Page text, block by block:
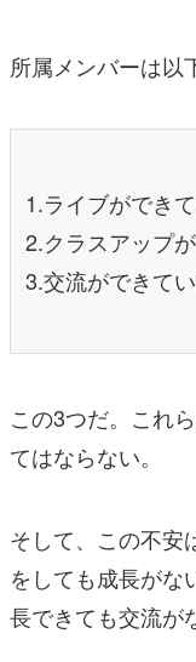
所属メンバーは以
1.ライブができ
2.クラスアップ
3.交流ができて
この3つだ。これ
てはならない。
そして、この不安
をしても成長がな
長できても交流が